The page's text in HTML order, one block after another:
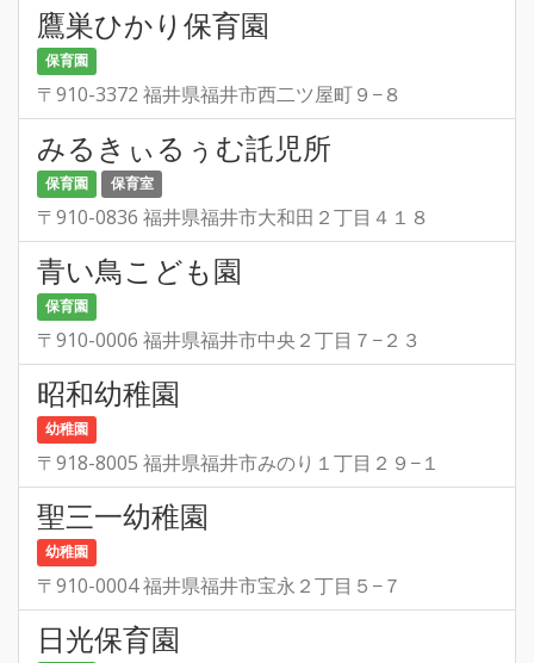
鷹巣ひかり保育園
保育園
〒910-3372 福井県福井市西二ツ屋町９−８
みるきぃるぅむ託児所
保育園 保育室
〒910-0836 福井県福井市大和田２丁目４１８
青い鳥こども園
保育園
〒910-0006 福井県福井市中央２丁目７−２３
昭和幼稚園
幼稚園
〒918-8005 福井県福井市みのり１丁目２９−１
聖三一幼稚園
幼稚園
〒910-0004 福井県福井市宝永２丁目５−７
日光保育園